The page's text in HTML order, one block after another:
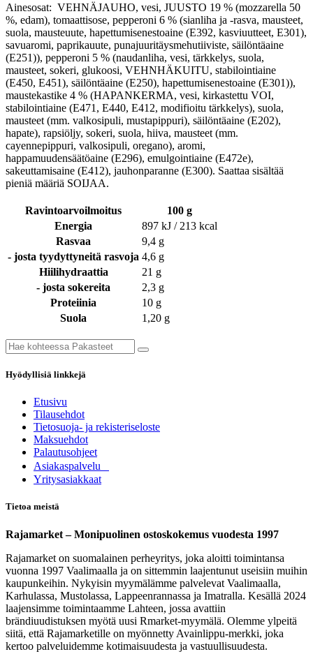
Ainesosat: VEHNÄJAUHO, vesi, JUUSTO 19 % (mozzarella 50
%, edam), tomaattisose, pepperoni 6 % (sianliha ja -rasva, mausteet,
suola, mausteuute, hapettumisenestoaine (E392, kasviuutteet, E301),
savuaromi, paprikauute, punajuuritäysmehutiiviste, säilöntäaine
(E251)), pepperoni 5 % (naudanliha, vesi, tärkkelys, suola,
mausteet, sokeri, glukoosi, VEHNHÄKUITU, stabilointiaine
(E450, E451), säilöntäaine (E250), hapettumisenestoaine (E301)),
maustekastike 4 % (HAPANKERMA, vesi, kirkastettu VOI,
stabilointiaine (E471, E440, E412, modifioitu tärkkelys), suola,
mausteet (mm. valkosipuli, mustapippuri), säilöntäaine (E202),
hapate), rapsiöljy, sokeri, suola, hiiva, mausteet (mm.
cayennepippuri, valkosipuli, oregano), aromi,
happamuudensäätöaine (E296), emulgointiaine (E472e),
sakeuttamisaine (E412), jauhonparanne (E300). Saattaa sisältää
pieniä määriä SOIJAA.
Ravintoarvoilmoitus
100 g
Energia
897 kJ / 213 kcal
Rasvaa
9,4 g
- josta tyydyttyneitä rasvoja 4,6 g
Hiilihydraattia
21 g
- josta sokereita
2,3 g
Proteiinia
10 g
Suola
1,20 g
Hyödyllisiä linkkejä
Etusivu
Tilausehdot
Tietosuoja- ja rekisteriseloste
Maksuehdot
Palautusohjeet
Asia​k​aspalvelu
​Yritysasiakkaat
Tietoa meistä
Rajamarket – Monipuolinen ostoskokemus vuodesta 1997
Rajamarket on suomalainen perheyritys, joka aloitti toimintansa
vuonna 1997 Vaalimaalla ja on sittemmin laajentunut useisiin muihin
kaupunkeihin. Nykyisin myymälämme palvelevat Vaalimaalla,
Karhulassa, Mustolassa, Lappeenrannassa ja Imatralla. Kesällä 2024
laajensimme toimintaamme Lahteen, jossa avattiin
brändiuudistuksen myötä uusi Rmarket-myymälä. Olemme ylpeitä
siitä, että Rajamarketille on myönnetty Avainlippu-merkki, joka
kertoo palveluidemme kotimaisuudesta ja vastuullisuudesta.